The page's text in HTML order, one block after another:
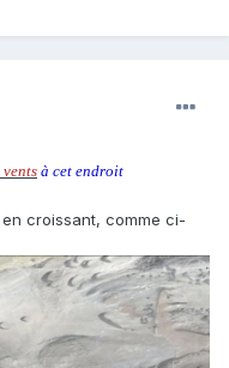
vents à cet endroit
croissant, comme ci-